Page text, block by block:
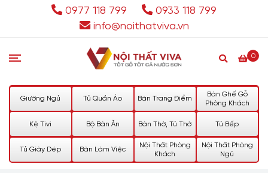
0977 118 799
0933 118 799
info@noithatviva.vn
0
Giường Ngủ Tủ Quần Áo Bàn Trang Điểm
Bàn Ghế Gỗ
Phòng Khách
Kệ Tivi Bộ Bàn Ăn Bàn Thờ, Tủ Thờ Tủ Bếp
Tủ Giày Dép Bàn Làm Việc
Nội Thất Phòng
Khách
Nội Thất Phòng
Ngủ